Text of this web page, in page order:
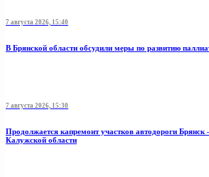
7 августа 2026, 15:40
В Брянской области обсудили меры по развитию
7 августа 2026, 15:30
Продолжается капремонт участков автодороги Брянск
Калужской области